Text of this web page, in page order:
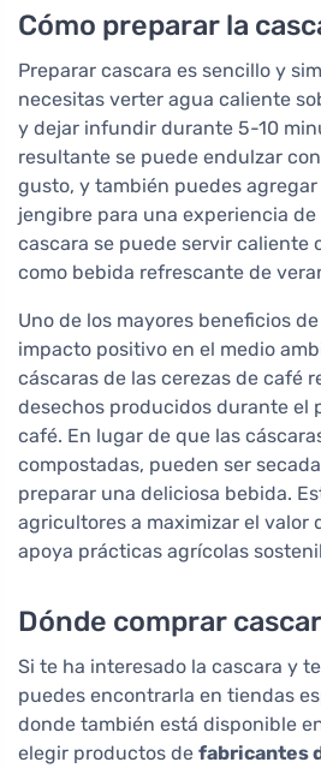
Cómo preparar la
Preparar cascara es sencillo y
necesitas verter agua caliente
y dejar infundir durante 5-10
resultante se puede endulzar
gusto, y también puedes
jengibre para una experiencia de
cascara se puede servir caliente
como bebida refrescante de
Uno de los mayores beneficios
impacto positivo en el medio
cáscaras de las cerezas de café
desechos producidos durante el
café. En lugar de que las
compostadas, pueden ser
preparar una deliciosa bebida.
agricultores a maximizar el valor
apoya prácticas agrícolas
Dónde comprar
Si te ha interesado la cascara y
puedes encontrarla en tiendas
donde también está disponible
elegir productos de fabricantes